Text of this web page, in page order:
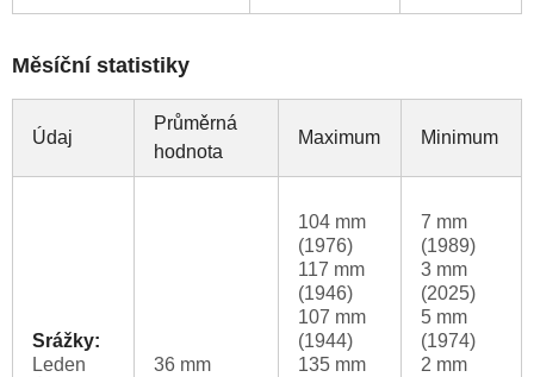
Měsíční statistiky
Údaj
Průměrná
hodnota
Maximum Minimum
Srážky:
Leden
36 mm
104 mm
(1976)
117 mm
(1946)
107 mm
(1944)
135 mm
7 mm
(1989)
3 mm
(2025)
5 mm
(1974)
2 mm